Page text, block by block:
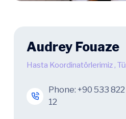
Audrey Fouaze
Hasta Koordinatörlerimiz ,
Phone: +90 533 822
12